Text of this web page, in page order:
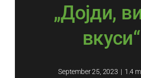
„Дојди,
вкуси“
September 25, 2023 | 1.4